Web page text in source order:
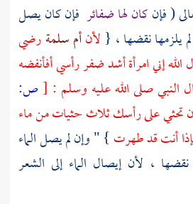
( فإنكان لها ضفائر فإن كان يصل
يلزمها نقضها ، { لأنأم سلمةرضي
إني امرأة أشد ضفر رأسي أفأنفضه
النبي صلى الله عليه وسلم : [ص:
تحثي على رأسك ثلاث حثيات من ماء
أنت قد طهرت } " وإن لم يصل الماء
نقضها ، لأن إيصال الماء إلى الشعر